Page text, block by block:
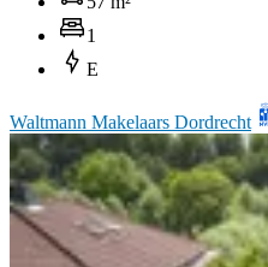
1
E
Waltmann Makelaars Dordrecht